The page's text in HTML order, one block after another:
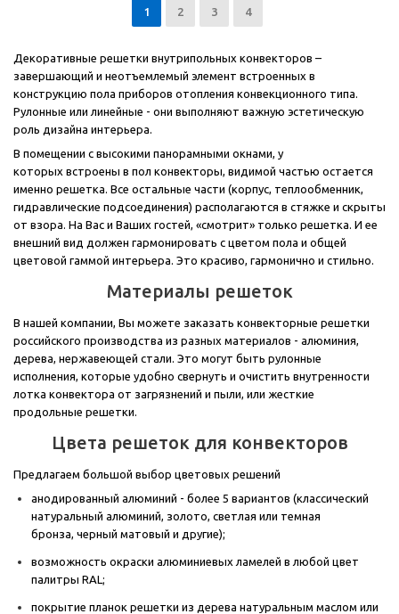
1 2 3 4
Декоративные решетки внутрипольных конвекторов –
завершающий и неотъемлемый элемент встроенных в
конструкцию пола приборов отопления конвекционного типа.
Рулонные или линейные - они выполняют важную эстетическую
роль дизайна интерьера.
В помещении с высокими панорамными окнами, у
которых встроены в пол конвекторы, видимой частью остается
именно решетка. Все остальные части (корпус, теплообменник,
гидравлические подсоединения) располагаются в стяжке и скрыты
от взора. На Вас и Ваших гостей, «смотрит» только решетка. И ее
внешний вид должен гармонировать с цветом пола и общей
цветовой гаммой интерьера. Это красиво, гармонично и стильно.
Материалы решеток
В нашей компании, Вы можете заказать конвекторные решетки
российского производства из разных материалов - алюминия,
дерева, нержавеющей стали. Это могут быть рулонные
исполнения, которые удобно свернуть и очистить внутренности
лотка конвектора от загрязнений и пыли, или жесткие
продольные решетки.
Цвета решеток для конвекторов
Предлагаем большой выбор цветовых решений
анодированный алюминий - более 5 вариантов (классический
натуральный алюминий, золото, светлая или темная
бронза, черный матовый и другие);
возможность окраски алюминиевых ламелей в любой цвет
палитры RAL;
покрытие планок решетки из дерева натуральным маслом или